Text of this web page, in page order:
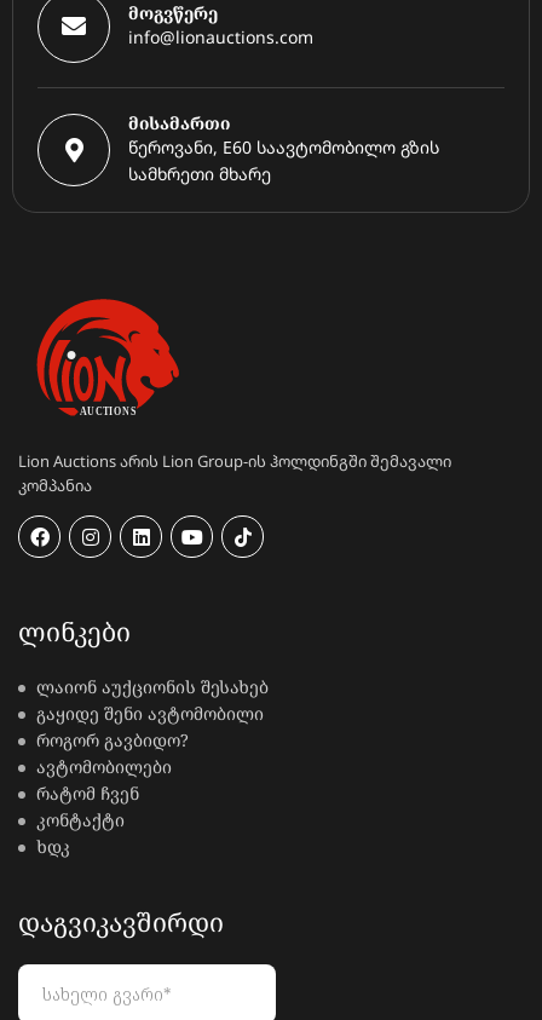
მოგვწერე
info@lionauctions.com
მისამართი
წეროვანი, E60 საავტომობილო გზის
სამხრეთი მხარე
Lion Auctions არის Lion Group-ის ჰოლდინგში შემავალი
კომპანია
ᲚᲘᲜᲙᲔᲑᲘ
ლაიონ აუქციონის შესახებ
გაყიდე შენი ავტომობილი
როგორ გავბიდო?
ავტომობილები
რატომ ჩვენ
კონტაქტი
ხდკ
ᲓᲐᲒᲕᲘᲙᲐᲕᲨᲘᲠᲓᲘ